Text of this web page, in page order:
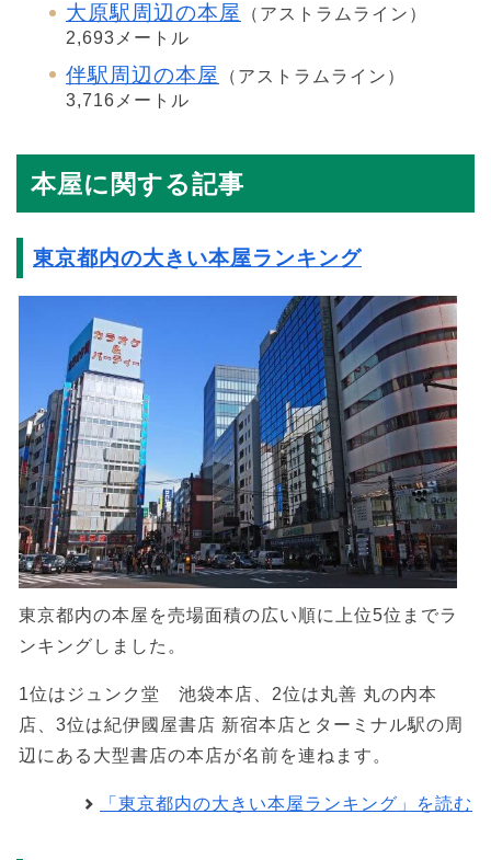
大原駅周辺の本屋
（アストラムライン）
2,693メートル
伴駅周辺の本屋
（アストラムライン）
3,716メートル
本屋に関する記事
東京都内の大きい本屋ランキング
東京都内の本屋を売場面積の広い順に上位5位までラ
ンキングしました。
1位はジュンク堂 池袋本店、2位は丸善 丸の内本
店、3位は紀伊國屋書店 新宿本店とターミナル駅の周
辺にある大型書店の本店が名前を連ねます。
「東京都内の大きい本屋ランキング」を読む